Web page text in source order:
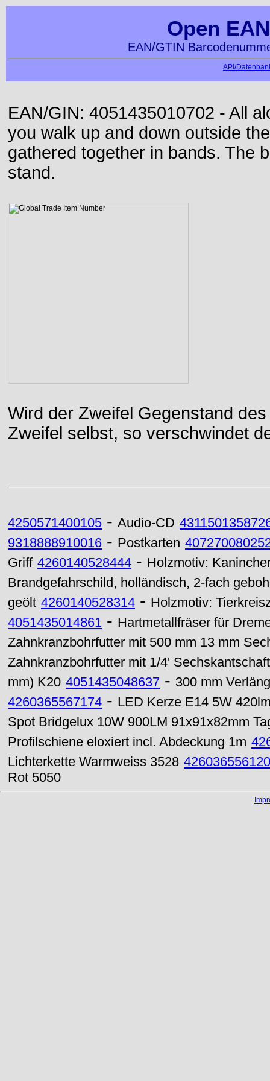
Open
EAN/GTIN
API/
EAN/GIN: 4051435010702 - All
you walk up and down outside
gathered together in bands. The
stand.
Wird der Zweifel Gegenstand
Zweifel selbst, so verschwindet
4250571400105 - Audio-CD
9318888910016 - Postkarten
Griff 4260140528444 - Holzmotiv:
Brandgefahrschild, holländisch, 2-fach
geölt 4260140528314 - Holzmotiv:
4051435014861 - Hartmetallfräser für
Zahnkranzbohrfutter mit 500 mm 13 mm
Zahnkranzbohrfutter mit 1/4' Sechskantschaft
mm) K20 4051435048637 - 300 mm
4260365567174 - LED Kerze E14 5W
Spot Bridgelux 10W 900LM 91x91x82mm
Profilschiene eloxiert incl. Abdeckung 1m
Lichterkette Warmweiss 3528
Rot 5050